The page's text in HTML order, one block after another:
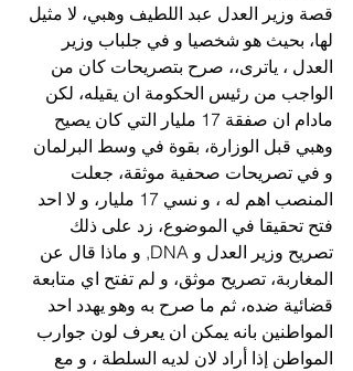
قصة وزير العدل عبد اللطيف وهبي، لا مثيل
لها، بحيث هو شخصيا و في جلباب وزير
العدل ، ياترى،، صرح بتصريحات كان من
الواجب من رئيس الحكومة ان يقيله، لكن
مادام ان صفقة 17 مليار التي كان يصيح
وهبي قبل الوزارة، بقوة في وسط البرلمان
و في تصريحات صحفية موثقة، جعلت
المنصب اهم له ، و نسي 17 مليار، و لا احد
فتح تحقيقا في الموضوع، زد على ذلك
تصريح وزير العدل و DNA, و ماذا قال عن
المغاربة، تصريح موثق، و لم تفتح اي متابعة
قضائية ضده، ثم ما صرح به وهو يهدد احد
المواطنين بانه يمكن ان يعرف لون جوارب
المواطن إذا أراد لان لديه السلطة ، و مع